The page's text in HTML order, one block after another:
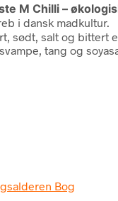
M Chilli –
i dansk madkultur.
sødt, salt og bittert
tang og